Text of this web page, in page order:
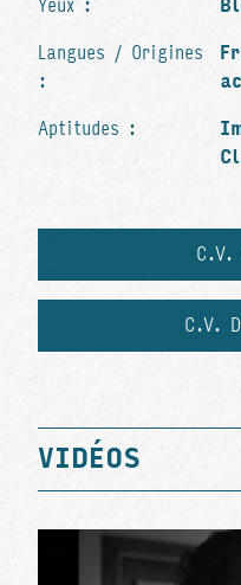
Yeux :
Langues / Origines
:
Aptitudes :
C.V.
C.V.
VIDÉOS